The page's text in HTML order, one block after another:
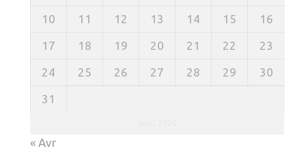
10 11 12 13 14 15 16
17 18 19 20 21 22 23
24 25 26 27 28 29 30
31
« Avr